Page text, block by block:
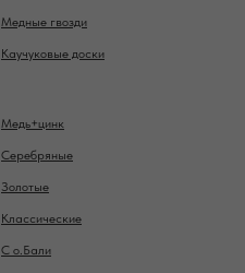
Медные гвозди
Каучуковые доски
Медь+цинк
Серебряные
Золотые
Классические
С о.Бали